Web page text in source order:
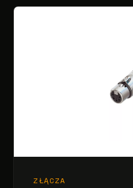
ZŁĄCZA